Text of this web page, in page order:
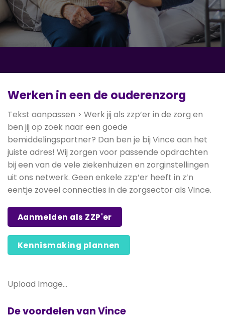
Werken in een de ouderenzorg
Tekst aanpassen > Werk jij als zzp’er in de zorg en
ben jij op zoek naar een goede
bemiddelingspartner? Dan ben je bij Vince aan het
juiste adres! Wij zorgen voor passende opdrachten
bij een van de vele ziekenhuizen en zorginstellingen
uit ons netwerk. Geen enkele zzp’er heeft in z’n
eentje zoveel connecties in de zorgsector als Vince.
Aanmelden als ZZP'er
Kennismaking plannen
Upload Image...
De voordelen van Vince